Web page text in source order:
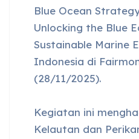
Blue Ocean
Unlocking the Blue
Sustainable Marine
Indonesia di
(28/11/2025).
Kegiatan ini
Kelautan dan